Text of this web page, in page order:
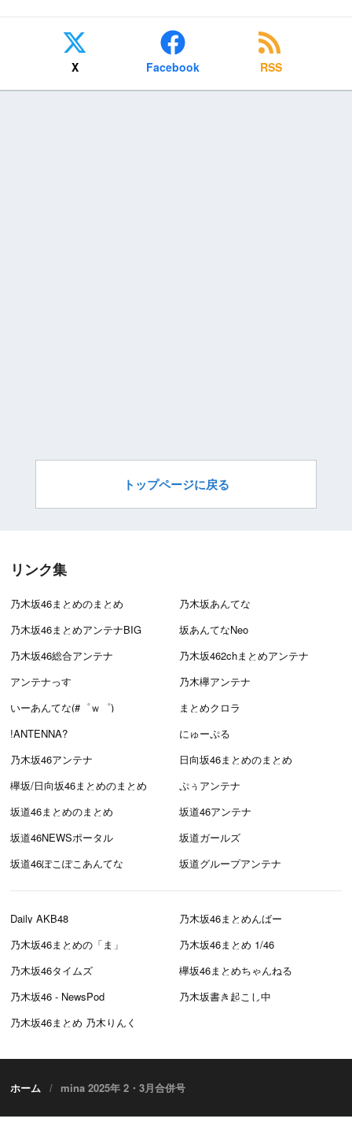
X Facebook RSS
トップページに戻る
リンク集
乃木坂46まとめのまとめ
乃木坂あんてな
乃木坂46まとめアンテナBIG
坂あんてなNeo
乃木坂46総合アンテナ
乃木坂462chまとめアンテナ
アンテナっす
乃木欅アンテナ
いーあんてな(#゜ｗ゜)
まとめクロラ
!ANTENNA?
にゅーぷる
乃木坂46アンテナ
日向坂46まとめのまとめ
欅坂/日向坂46まとめのまとめ
ぷぅアンテナ
坂道46まとめのまとめ
坂道46アンテナ
坂道46NEWSポータル
坂道ガールズ
坂道46ぽこぽこあんてな
坂道グループアンテナ
Daily AKB48
乃木坂46まとめんばー
乃木坂46まとめの「ま」
乃木坂46まとめ 1/46
乃木坂46タイムズ
欅坂46まとめちゃんねる
乃木坂46 - NewsPod
乃木坂書き起こし中
乃木坂46まとめ 乃木りんく
ホーム mina 2025年 2・3月合併号